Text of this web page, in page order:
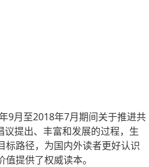
9月至2018年7月期间关于推进共
议提出、丰富和发展的过程，生
标路径，为国内外读者更好认识
提供了权威读本。